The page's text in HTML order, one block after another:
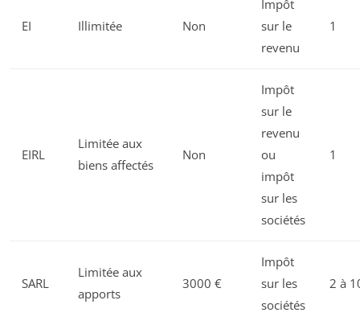
EI Illimitée Non
Impôt
sur le
revenu
1
EIRL
Limitée aux
biens affectés
Non
Impôt
sur le
revenu
ou
impôt
sur les
sociétés
1
SARL
Limitée aux
apports
3000 €
Impôt
sur les
sociétés
2 à